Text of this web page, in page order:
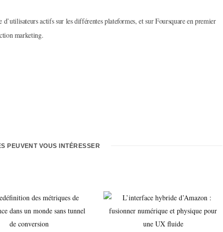
actifs sur les différentes plateformes, et sur Foursquare en premier
marketing.
PEUVENT VOUS INTÉRESSER